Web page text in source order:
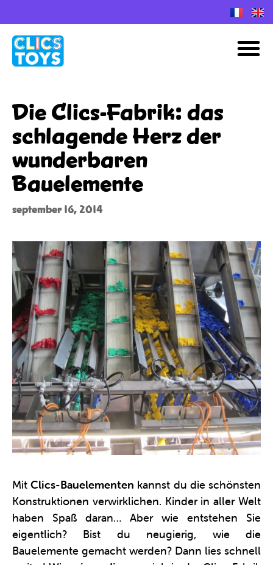
inhoud
Die Clics-Fabrik: das
schlagende Herz der
wunderbaren
Bauelemente
september 16, 2014
MitClics-Bauelementen kannst du die schönsten
Konstruktionen verwirklichen. Kinder in aller Welt
haben Spaß daran… Aber wie entstehen Sie
eigentlich? Bist du neugierig, wie die
Bauelemente gemacht werden? Dann lies schnell